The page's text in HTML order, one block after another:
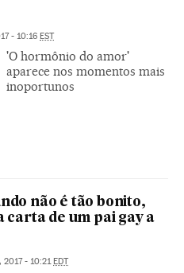
- 10:16 EST
'O hormônio do amor'
aparece nos momentos mais
inoportunos
não é tão bonito,
carta de um pai gay a
2017 - 10:21 EDT